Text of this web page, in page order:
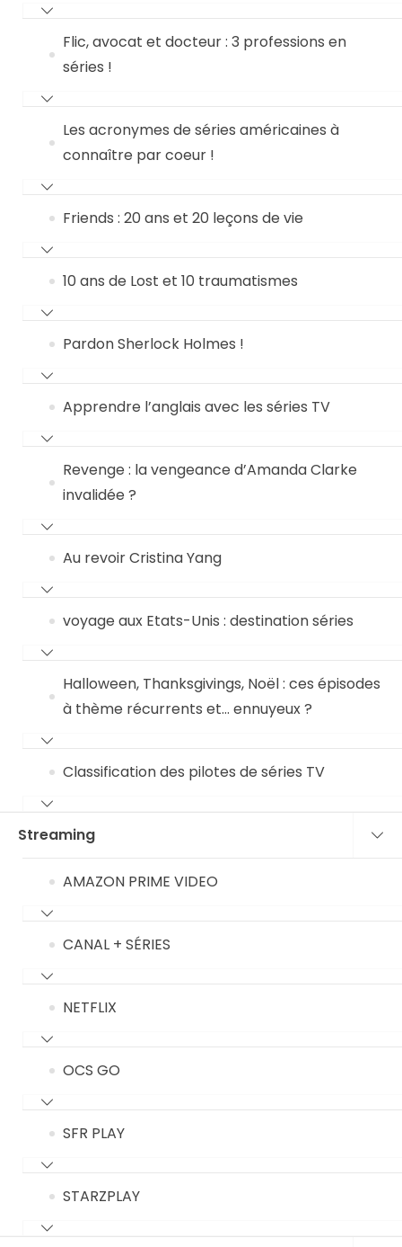
Flic, avocat et docteur : 3 professions en
séries !
Les acronymes de séries américaines à
connaître par coeur !
Friends : 20 ans et 20 leçons de vie
10 ans de Lost et 10 traumatismes
Pardon Sherlock Holmes !
Apprendre l’anglais avec les séries TV
Revenge : la vengeance d’Amanda Clarke
invalidée ?
Au revoir Cristina Yang
voyage aux Etats-Unis : destination séries
Halloween, Thanksgivings, Noël : ces épisodes
à thème récurrents et… ennuyeux ?
Classification des pilotes de séries TV
Streaming
AMAZON PRIME VIDEO
CANAL + SÉRIES
NETFLIX
OCS GO
SFR PLAY
STARZPLAY